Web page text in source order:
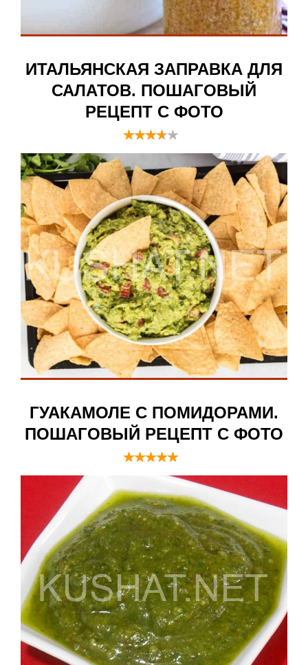
ИТАЛЬЯНСКАЯ ЗАПРАВКА ДЛЯ
САЛАТОВ. ПОШАГОВЫЙ
РЕЦЕПТ С ФОТО
ГУАКАМОЛЕ С ПОМИДОРАМИ.
ПОШАГОВЫЙ РЕЦЕПТ С ФОТО